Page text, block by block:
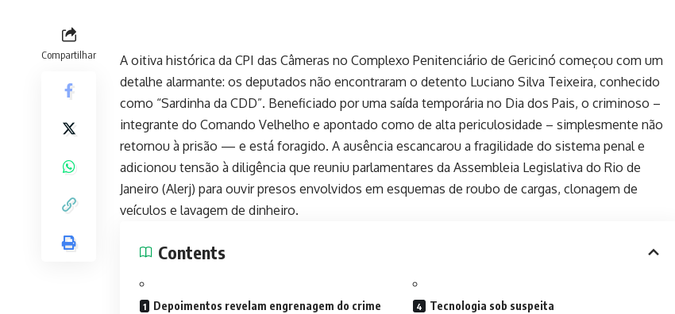
Compartilhar
A oitiva histórica da CPI das Câmeras no Complexo Penitenciário de Gericinó começou com um
detalhe alarmante: os deputados não encontraram o detento Luciano Silva Teixeira, conhecido
como “Sardinha da CDD”. Beneficiado por uma saída temporária no Dia dos Pais, o criminoso –
integrante do Comando Velhelho e apontado como de alta periculosidade – simplesmente não
retornou à prisão — e está foragido. A ausência escancarou a fragilidade do sistema penal e
adicionou tensão à diligência que reuniu parlamentares da Assembleia Legislativa do Rio de
Janeiro (Alerj) para ouvir presos envolvidos em esquemas de roubo de cargas, clonagem de
veículos e lavagem de dinheiro.
Contents
Depoimentos revelam engrenagem do crime
Tecnologia sob suspeita